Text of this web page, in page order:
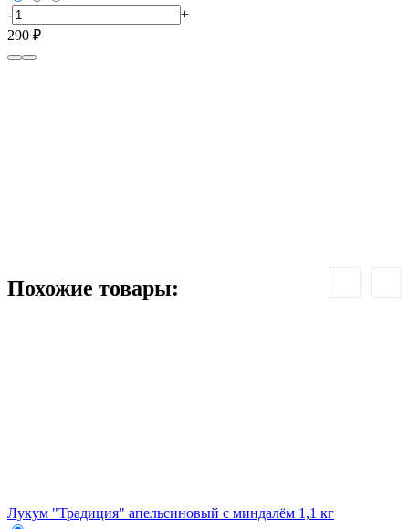
-
+
290 ₽
Похожие товары:
Лукум "Традиция" апельсиновый с миндалём 1,1 кг